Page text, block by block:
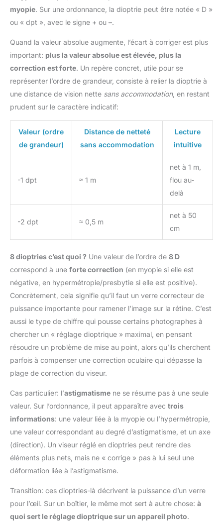
myopie. Sur une ordonnance, la dioptrie peut être notée « D »
ou « dpt », avec le signe + ou –.
Quand la valeur absolue augmente, l’écart à corriger est plus
important: plus la valeur absolue est élevée, plus la
correction est forte. Un repère concret, utile pour se
représenter l’ordre de grandeur, consiste à relier la dioptrie à
une distance de vision nette sans accommodation, en restant
prudent sur le caractère indicatif:
Valeur (ordre
de grandeur)
Distance de netteté
sans accommodation
Lecture
intuitive
-1 dpt ≈ 1 m
net à 1 m,
flou au-
delà
-2 dpt ≈ 0,5 m
net à 50
cm
8 dioptries c’est quoi ? Une valeur de l’ordre de 8 D
correspond à une forte correction (en myopie si elle est
négative, en hypermétropie/presbytie si elle est positive).
Concrètement, cela signifie qu’il faut un verre correcteur de
puissance importante pour ramener l’image sur la rétine. C’est
aussi le type de chiffre qui pousse certains photographes à
chercher un « réglage dioptrique » maximal, en pensant
résoudre un problème de mise au point, alors qu’ils cherchent
parfois à compenser une correction oculaire qui dépasse la
plage de correction du viseur.
Cas particulier: l’astigmatisme ne se résume pas à une seule
valeur. Sur l’ordonnance, il peut apparaître avec trois
informations: une valeur liée à la myopie ou l’hypermétropie,
une valeur correspondant au degré d’astigmatisme, et un axe
(direction). Un viseur réglé en dioptries peut rendre des
éléments plus nets, mais ne « corrige » pas à lui seul une
déformation liée à l’astigmatisme.
Transition: ces dioptries-là décrivent la puissance d’un verre
pour l’œil. Sur un boîtier, le même mot sert à autre chose: à
quoi sert le réglage dioptrique sur un appareil photo.